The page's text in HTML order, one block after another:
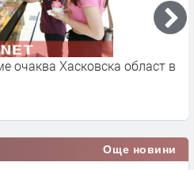
очаква Хасковска област в
Още новини